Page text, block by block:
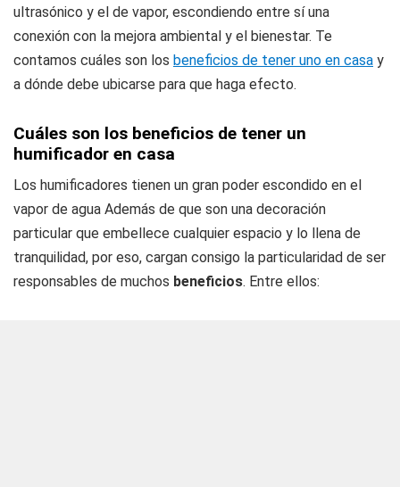
ultrasónico y el de vapor, escondiendo entre sí una
conexión con la mejora ambiental y el bienestar. Te
contamos cuáles son los beneficios de tener uno en casa y
a dónde debe ubicarse para que haga efecto.
Cuáles son los beneficios de tener un
humificador en casa
Los humificadores tienen un gran poder escondido en el
vapor de agua Además de que son una decoración
particular que embellece cualquier espacio y lo llena de
tranquilidad, por eso, cargan consigo la particularidad de ser
responsables de muchos beneficios. Entre ellos: